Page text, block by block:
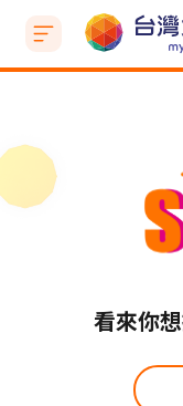
看來你